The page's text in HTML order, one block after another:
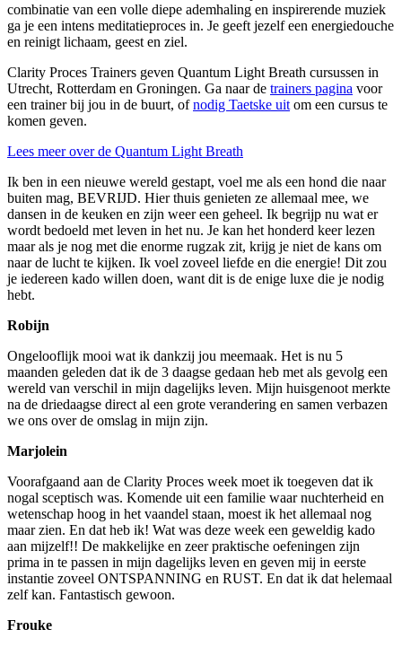
combinatie van een volle diepe ademhaling en inspirerende muziek
ga je een intens meditatieproces in. Je geeft jezelf een energiedouche
en reinigt lichaam, geest en ziel.
Clarity Proces Trainers geven Quantum Light Breath cursussen in
Utrecht, Rotterdam en Groningen. Ga naar de trainers pagina voor
een trainer bij jou in de buurt, ofnodig Taetske uit om een cursus te
komen geven.
Lees meer over de Quantum Light Breath
Ik ben in een nieuwe wereld gestapt, voel me als een hond die naar
buiten mag, BEVRIJD. Hier thuis genieten ze allemaal mee, we
dansen in de keuken en zijn weer een geheel. Ik begrijp nu wat er
wordt bedoeld met leven in het nu. Je kan het honderd keer lezen
maar als je nog met die enorme rugzak zit, krijg je niet de kans om
naar de lucht te kijken. Ik voel zoveel liefde en die energie! Dit zou
je iedereen kado willen doen, want dit is de enige luxe die je nodig
hebt.
Robijn
Ongelooflijk mooi wat ik dankzij jou meemaak. Het is nu 5
maanden geleden dat ik de 3 daagse gedaan heb met als gevolg een
wereld van verschil in mijn dagelijks leven. Mijn huisgenoot merkte
na de driedaagse direct al een grote verandering en samen verbazen
we ons over de omslag in mijn zijn.
Marjolein
Voorafgaand aan de Clarity Proces week moet ik toegeven dat ik
nogal sceptisch was. Komende uit een familie waar nuchterheid en
wetenschap hoog in het vaandel staan, moest ik het allemaal nog
maar zien. En dat heb ik! Wat was deze week een geweldig kado
aan mijzelf!! De makkelijke en zeer praktische oefeningen zijn
prima in te passen in mijn dagelijks leven en geven mij in eerste
instantie zoveel ONTSPANNING en RUST. En dat ik dat helemaal
zelf kan. Fantastisch gewoon.
Frouke